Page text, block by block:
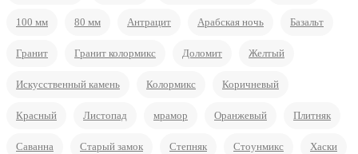
100 мм 80 мм Антрацит Арабская ночь Базальт
Гранит Гранит колормикс Доломит Желтый
Искусственный камень Колормикс Коричневый
Красный Листопад мрамор Оранжевый Плитняк
Саванна Старый замок Степняк Стоунмикс Хаски